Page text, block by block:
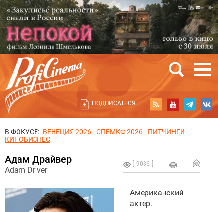
ПОДПИСАТЬСЯ
В ФОКУСЕ: ВЕНЕЦИЯ 2026 СПБМКФ 2026
ПИТЧИНГИ
КИНОБИЗНЕС
9036
Адам Драйвер
Adam Driver
Американский
актер.